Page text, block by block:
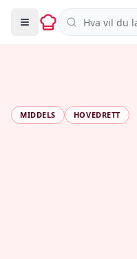
Søk i oppskrifter
MIDDELS HOVEDRETT